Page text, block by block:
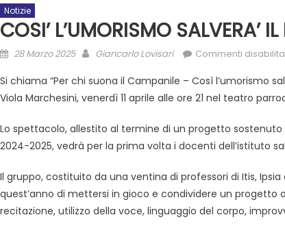
Notizie
COSI’ L’UMORISMO SALVERA’
28 Marzo 2025 Giancarlo Lovisari Commenti
Si chiama “Per chi suona il Campanile – Così l’umorismo
Viola Marchesini, venerdì 11 aprile alle ore 21 nel teatro
Lo spettacolo, allestito al termine di un progetto sostenuto
2024-2025, vedrà per la prima volta i docenti dell’istituto
Il gruppo, costituito da una ventina di professori di Itis,
quest’anno di mettersi in gioco e condividere un
recitazione, utilizzo della voce, linguaggio del corpo,